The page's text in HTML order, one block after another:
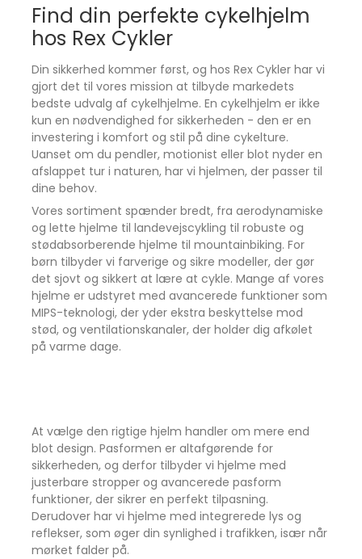
Abus GameChanger sætter nye standarder for
aerodynamisk ydeevne og professionel pasform.
Let In-Mold konstruktion for høj sikkerhed
Kombinerer lav vægt med robust beskyttelse - til
seriøs træning og konkurrence.
Perfekt til landevejscykling, triatlon og intens
træning
Skabt til ryttere, der vil yde maksimalt - og se
skarp ud imens.
Designet til langhårede ryttere
Ponytail-kompatibel - funktion og komfort for alle.
Klar til at tage din performance til næste niveau?
Abus GameChanger kombinerer aerodynamik,
ventilation og lav vægt - en hjelm bygget til
fartens frontlinje.
Find din perfekte cykelhjelm
hos Rex Cykler
Din sikkerhed kommer først, og hos Rex Cykler har vi
gjort det til vores mission at tilbyde markedets
bedste udvalg af cykelhjelme. En cykelhjelm er ikke
kun en nødvendighed for sikkerheden - den er en
investering i komfort og stil på dine cykelture.
Uanset om du pendler, motionist eller blot nyder en
afslappet tur i naturen, har vi hjelmen, der passer til
dine behov.
Vores sortiment spænder bredt, fra aerodynamiske
og lette hjelme til landevejscykling til robuste og
stødabsorberende hjelme til mountainbiking. For
børn tilbyder vi farverige og sikre modeller, der gør
det sjovt og sikkert at lære at cykle. Mange af vores
hjelme er udstyret med avancerede funktioner som
MIPS-teknologi, der yder ekstra beskyttelse mod
stød, og ventilationskanaler, der holder dig afkølet
på varme dage.
At vælge den rigtige hjelm handler om mere end
blot design. Pasformen er altafgørende for
sikkerheden, og derfor tilbyder vi hjelme med
justerbare stropper og avancerede pasform
funktioner, der sikrer en perfekt tilpasning.
Derudover har vi hjelme med integrerede lys og
reflekser, som øger din synlighed i trafikken, især når
mørket falder på.